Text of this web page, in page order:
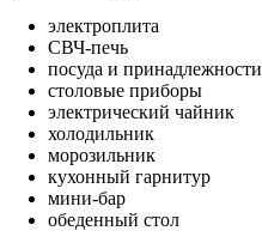
электроплита
СВЧ-печь
посуда и принадлежности
столовые приборы
электрический чайник
холодильник
морозильник
кухонный гарнитур
мини-бар
обеденный стол